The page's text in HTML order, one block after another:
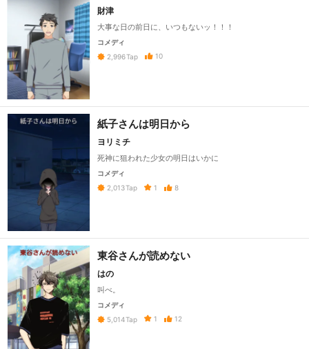
財津
大事な日の前日に、いつもないッ！！！
コメディ
2,996Tap 10
紙子さんは明日から
ヨリミチ
死神に狙われた少女の明日はいかに
コメディ
2,013Tap 1 8
東谷さんが読めない
はの
叫べ。
コメディ
5,014Tap 1 12